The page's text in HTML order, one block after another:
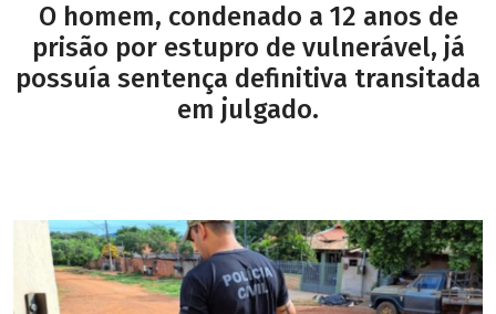
O homem, condenado a 12 anos de
prisão por estupro de vulnerável, já
possuía sentença definitiva transitada
em julgado.